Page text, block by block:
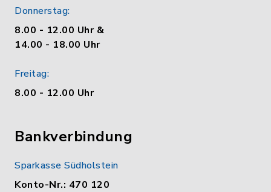
Donnerstag:
8.00 - 12.00 Uhr &
14.00 - 18.00 Uhr
Freitag:
8.00 - 12.00 Uhr
Bankverbindung
Sparkasse Südholstein
Konto-Nr.: 470 120